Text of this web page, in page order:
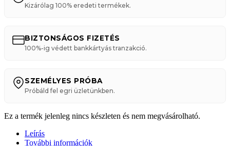
Kizárólag 100% eredeti termékek.
BIZTONSÁGOS FIZETÉS
100%-ig védett bankkártyás tranzakció.
SZEMÉLYES PRÓBA
Próbáld fel egri üzletünkben.
Ez a termék jelenleg nincs készleten és nem megvásárolható.
Leírás
További információk